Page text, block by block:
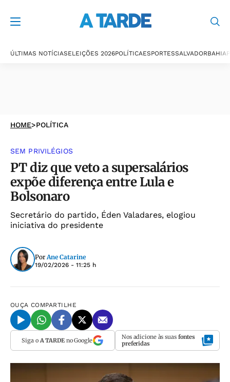
ÚLTIMAS NOTÍCIASELEIÇÕES 2026POLÍTICAESPORTESSALVADORBAHIA
HOME>POLÍTICA
SEM PRIVILÉGIOS
PT diz que veto a supersalários
expõe diferença entre Lula e
Bolsonaro
Secretário do partido, Éden Valadares, elogiou
iniciativa do presidente
Por Ane Catarine
19/02/2026 - 11:25 h
OUÇA COMPARTILHE
Siga o A TARDEno Google Nos adicione às suas fontes
preferidas